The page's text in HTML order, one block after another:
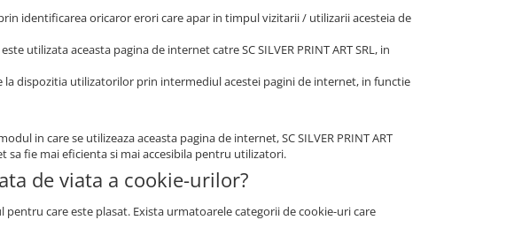
identificarea oricaror erori care apar in timpul vizitarii / utilizarii acesteia de
utilizata aceasta pagina de internet catre SC SILVER PRINT ART SRL, in
dispozitia utilizatorilor prin intermediul acestei pagini de internet, in functie
in care se utilizeaza aceasta pagina de internet, SC SILVER PRINT ART
sa fie mai eficienta si mai accesibila pentru utilizatori.
de viata a cookie-urilor?
care este plasat. Exista urmatoarele categorii de cookie-uri care